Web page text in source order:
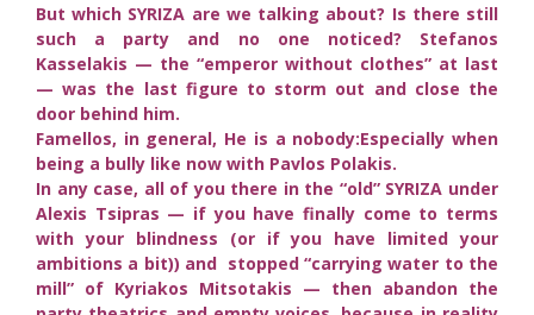
But which SYRIZA are we talking about? Is there still
such a party and no one noticed? Stefanos
Kasselakis — the “emperor without clothes” at last
— was the last figure to storm out and close the
door behind him.
Famellos, in general, He is a nobody:Especially when
being a bully like now with Pavlos Polakis.
In any case, all of you there in the “old” SYRIZA under
Alexis Tsipras — if you have finally come to terms
with your blindness (or if you have limited your
ambitions a bit)) and stopped “carrying water to the
mill” of Kyriakos Mitsotakis — then abandon the